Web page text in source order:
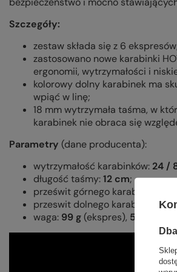
Szczegóły:
zestaw składa się z 6
zastosowano nowe karabinki
ergonomii, wytrzymałości i
kolorowy dolny karabinek ma
wpiąć w linę;
18 mm wytrzymała taśma, w
karabinek nie obraca się
Parametry (dane producenta):
wytrzymałość karabinków: 24 /
długość taśmy:12 cm;
prześwit górnego karabinka
przeswit dolnego karabinka
waga: 99 g(ekspres), 594 g